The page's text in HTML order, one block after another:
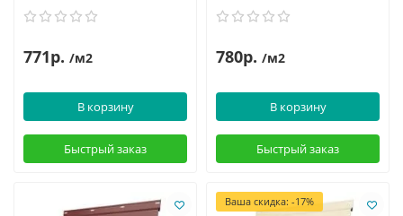
771р. /м2
В корзину
Быстрый заказ
780р. /м2
В корзину
Быстрый заказ
Ваша скидка: -17%